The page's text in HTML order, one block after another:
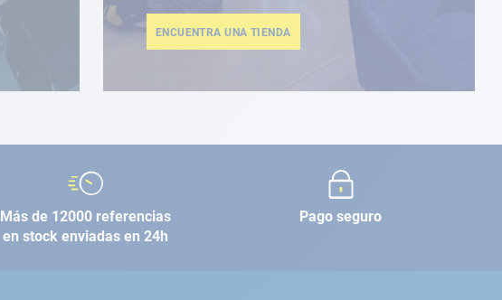
ENCUENTRA UNA TIENDA
Más de 12000 referencias
en stock enviadas en 24h
Pago seguro